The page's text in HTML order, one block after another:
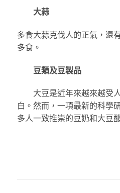
大蒜
多食大蒜克伐人的正氣，還
多食。
豆類及豆製品
大豆是近年來越來越受
白。然而，一項最新的科學
多人一致推崇的豆奶和大豆